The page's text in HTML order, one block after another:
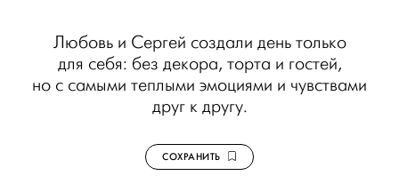
Любовь и Сергей создали день только
для себя: без декора, торта и гостей,
но с самыми теплыми эмоциями и чувствами
друг к другу.
СОХРАНИТЬ